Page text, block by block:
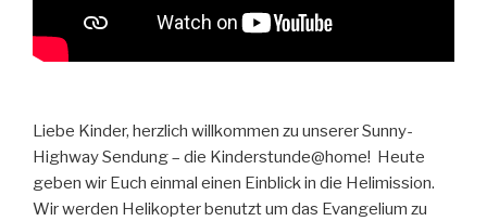
Liebe Kinder, herzlich willkommen zu unserer Sunny-
Highway Sendung – die Kinderstunde@home! Heute
geben wir Euch einmal einen Einblick in die Helimission.
Wir werden Helikopter benutzt um das Evangelium zu